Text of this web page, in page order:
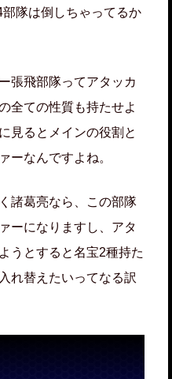
隊は倒しちゃってるか
張飛部隊ってアタッカ
全ての性質も持たせよ
見るとメインの役割と
ーなんですよね。
諸葛亮なら、この部隊
ーになりますし、アタ
うとすると名宝2種持た
れ替えたいってなる訳